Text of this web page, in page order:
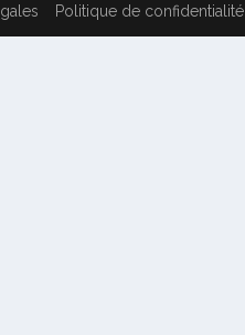
Politique de confidentialité